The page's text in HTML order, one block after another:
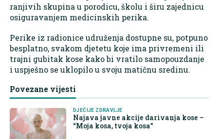
ranjivih skupina u porodicu, školu i širu zajednicu
osiguravanjem medicinskih perika.
Perike iz radionice udruženja dostupne su, potpuno
besplatno, svakom djetetu koje ima privremeni ili
trajni gubitak kose kako bi vratilo samopouzdanje
i uspješno se uklopilo u svoju matičnu sredinu.
Povezane vijesti
DJEČIJE ZDRAVLJE
Najava javne akcije darivanja kose –
“Moja kosa, tvoja kosa”